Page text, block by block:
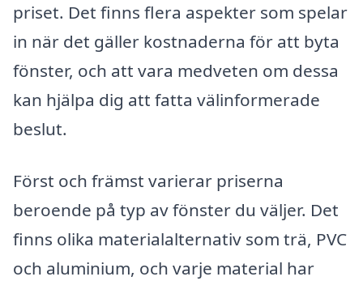
priset. Det finns flera aspekter som spelar
in när det gäller kostnaderna för att byta
fönster, och att vara medveten om dessa
kan hjälpa dig att fatta välinformerade
beslut.
Först och främst varierar priserna
beroende på typ av fönster du väljer. Det
finns olika materialalternativ som trä, PVC
och aluminium, och varje material har